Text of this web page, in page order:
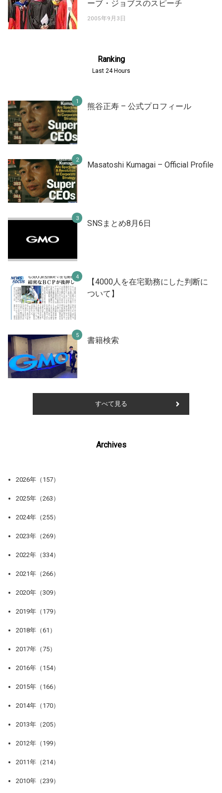
ーブ・ジョブスのスピーチ
2005年9月3日
Ranking
Last 24 Hours
熊谷正寿 – 公式プロフィール
Masatoshi Kumagai – Official Profile
SNSまとめ8月6日
【4000人を在宅勤務にした判断に
ついて】
書籍検索
すべて見る
Archives
2026年（157）
2025年（263）
2024年（255）
2023年（269）
2022年（334）
2021年（266）
2020年（309）
2019年（179）
2018年（61）
2017年（75）
2016年（154）
2015年（166）
2014年（170）
2013年（205）
2012年（199）
2011年（214）
2010年（239）